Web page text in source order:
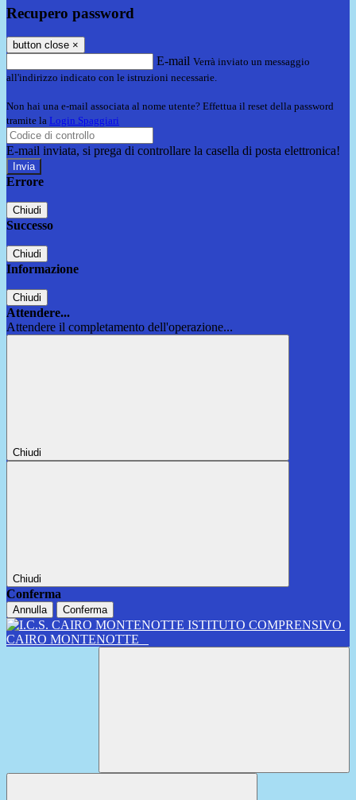
Recupero password
button close ×
E-mail Verrà inviato un messaggio
all'indirizzo indicato con le istruzioni necessarie.
Non hai una e-mail associata al nome utente? Effettua il reset della password
tramite la Login Spaggiari
E-mail inviata, si prega di controllare la casella di posta elettronica!
Errore
Chiudi
Successo
Chiudi
Informazione
Chiudi
Attendere...
Attendere il completamento dell'operazione...
Chiudi
Chiudi
Conferma
Annulla Conferma
ISTITUTO COMPRENSIVO
CAIRO MONTENOTTE